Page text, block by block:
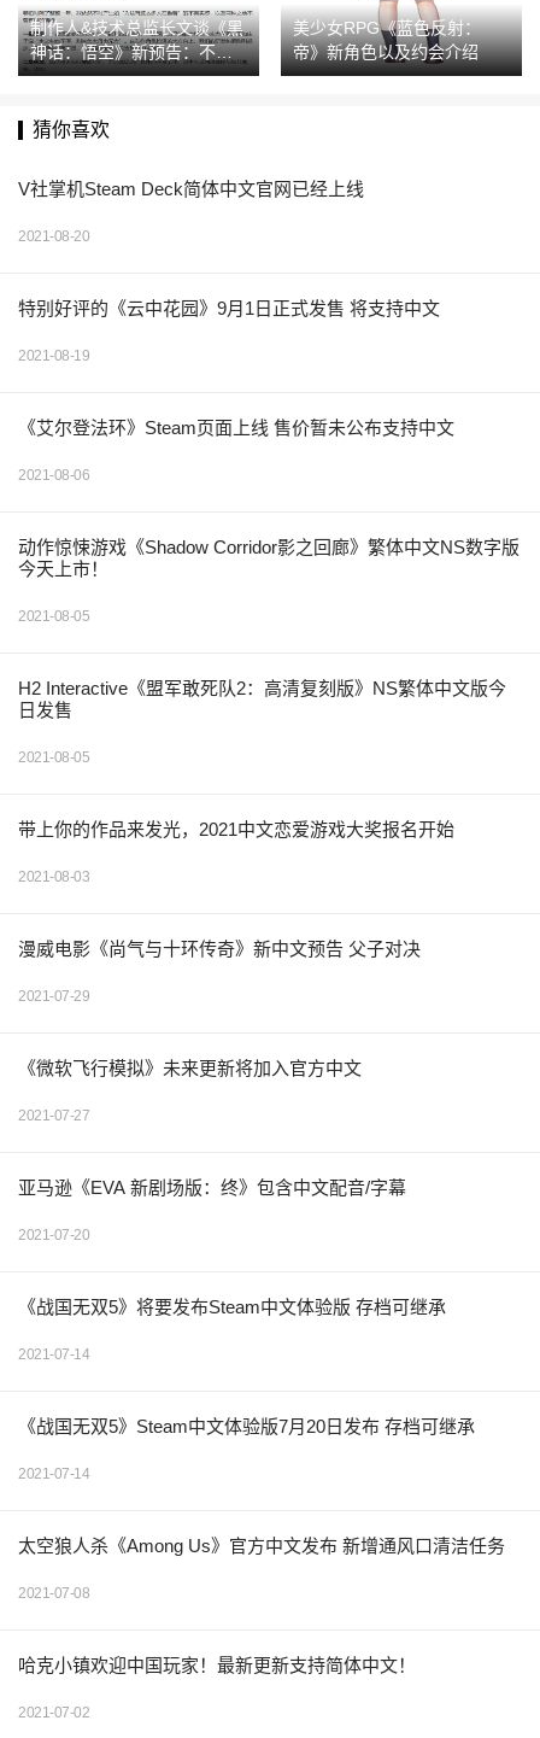
制作人&技术总监长文谈《黑
神话：悟空》新预告：不忘
初心 测试用2060
美少女RPG《蓝色反射：
帝》新角色以及约会介绍
猜你喜欢
V社掌机Steam Deck简体中文官网已经上线
2021-08-20
特别好评的《云中花园》9月1日正式发售 将支持中文
2021-08-19
《艾尔登法环》Steam页面上线 售价暂未公布支持中文
2021-08-06
动作惊悚游戏《Shadow Corridor影之回廊》繁体中文NS数字版
今天上市！
2021-08-05
H2 Interactive《盟军敢死队2：高清复刻版》NS繁体中文版今
日发售
2021-08-05
带上你的作品来发光，2021中文恋爱游戏大奖报名开始
2021-08-03
漫威电影《尚气与十环传奇》新中文预告 父子对决
2021-07-29
《微软飞行模拟》未来更新将加入官方中文
2021-07-27
亚马逊《EVA 新剧场版：终》包含中文配音/字幕
2021-07-20
《战国无双5》将要发布Steam中文体验版 存档可继承
2021-07-14
《战国无双5》Steam中文体验版7月20日发布 存档可继承
2021-07-14
太空狼人杀《Among Us》官方中文发布 新增通风口清洁任务
2021-07-08
哈克小镇欢迎中国玩家！最新更新支持简体中文！
2021-07-02